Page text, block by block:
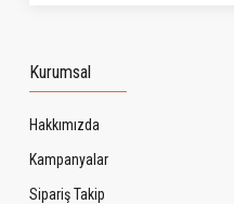
Kurumsal
Hakkımızda
Kampanyalar
Sipariş Takip